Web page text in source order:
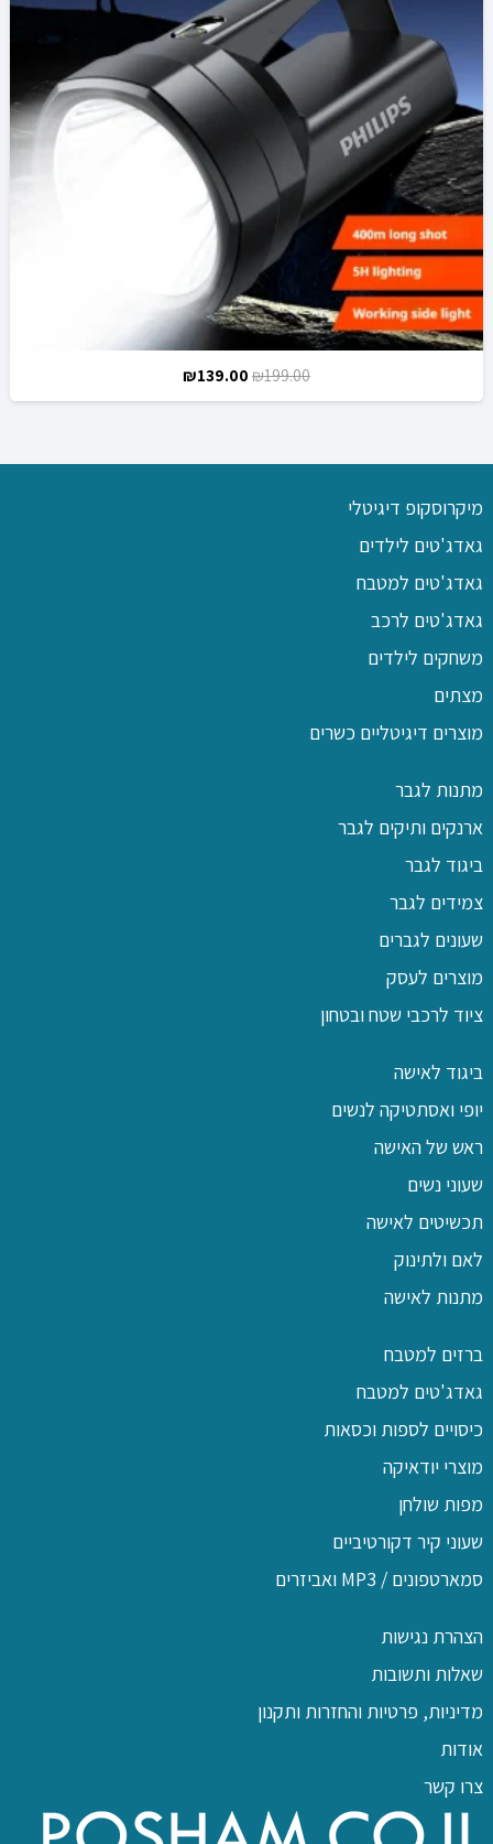
₪199.00
המחיר
המקורי
₪199.00.
₪139.00
המחיר
הנוכחי
₪139.00.
מיקרוסקופ דיגיטלי
גאדג'טים לילדים
גאדג'טים למטבח
גאדג'טים לרכב
משחקים לילדים
מצתים
מוצרים דיגיטליים כשרים
מתנות לגבר
ארנקים ותיקים לגבר
ביגוד לגבר
צמידים לגבר
שעונים לגברים
מוצרים לעסק
ציוד לרכבי שטח ובטחון
ביגוד לאישה
יופי ואסתטיקה לנשים
ראש של האישה
שעוני נשים
תכשיטים לאישה
לאם ולתינוק
מתנות לאישה
ברזים למטבח
גאדג'טים למטבח
כיסויים לספות וכסאות
מוצרי יודאיקה
מפות שולחן
שעוני קיר דקורטיביים
סמארטפונים / MP3 ואביזרים
הצהרת נגישות
שאלות ותשובות
מדיניות, פרטיות והחזרות ותקנון
אודות
צרו קשר